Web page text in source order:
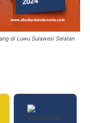
di Luwu Sulawesi Selatan